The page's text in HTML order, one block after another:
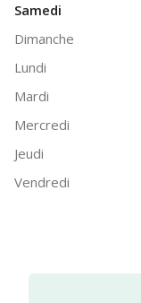
Samedi
Dimanche
Lundi
Mardi
Mercredi
Jeudi
Vendredi